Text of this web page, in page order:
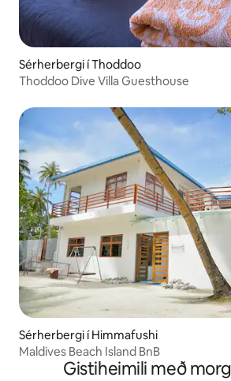
Sérherbergi í Thoddoo
Thoddoo Dive Villa Guesthouse
Sérherbergi í Himmafushi
Maldives Beach Island BnB
Gistiheimili með